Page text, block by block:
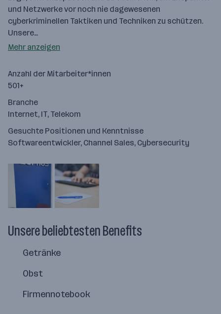
und Netzwerke vor noch nie dagewesenen
cyberkriminellen Taktiken und Techniken zu schützen.
Unsere…
Mehr anzeigen
Anzahl der Mitarbeiter*innen
501+
Branche
Internet, IT, Telekom
Gesuchte Positionen und Kenntnisse
Softwareentwickler, Channel Sales, Cybersecurity
Unsere beliebtesten Benefits
Getränke
Obst
Firmennotebook